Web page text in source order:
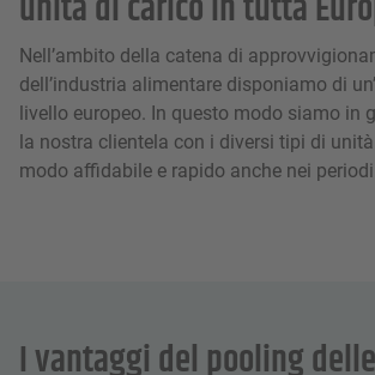
Nell’ambito della catena di
dell’industria alimentare disponiamo di
livello europeo. In questo modo siamo in
la nostra clientela con i diversi tipi di
modo affidabile e rapido anche nei
I vantaggi del pooling